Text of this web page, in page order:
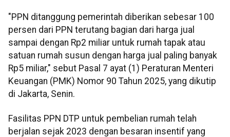
"PPN ditanggung pemerintah diberikan sebesar 100
persen dari PPN terutang bagian dari harga jual
sampai dengan Rp2 miliar untuk rumah tapak atau
satuan rumah susun dengan harga jual paling banyak
Rp5 miliar," sebut Pasal 7 ayat (1) Peraturan Menteri
Keuangan (PMK) Nomor 90 Tahun 2025, yang dikutip
di Jakarta, Senin.
Fasilitas PPN DTP untuk pembelian rumah telah
berjalan sejak 2023 dengan besaran insentif yang